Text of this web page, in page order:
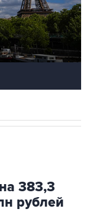
383,3
рублей